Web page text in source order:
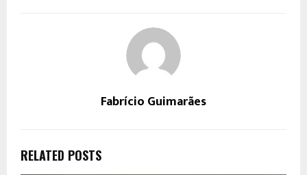
Fabrício Guimarães
RELATED POSTS